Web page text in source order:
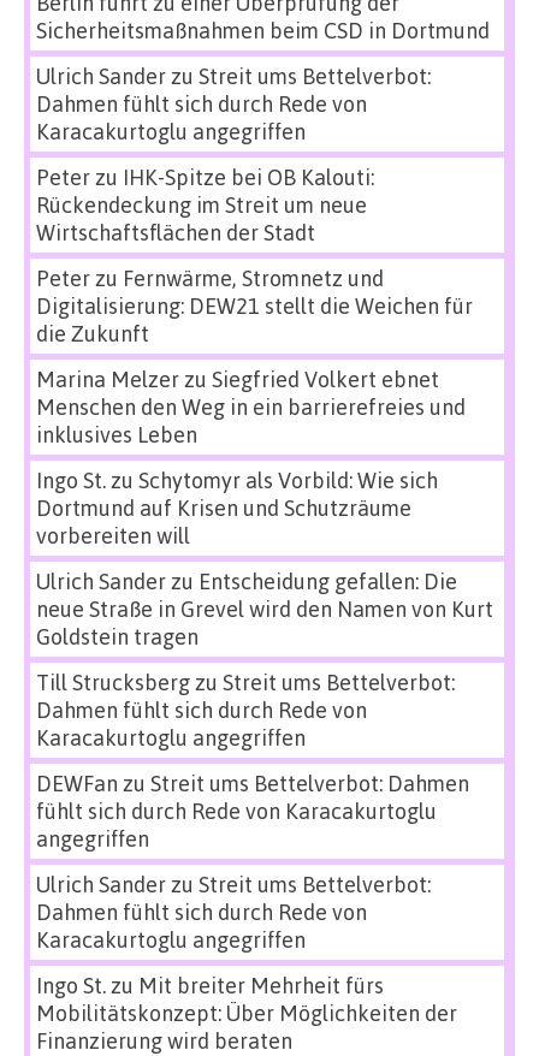
Sicherheitsmaßnahmen beim CSD in Dortmund
Ulrich Sanderzu Streit ums Bettelverbot:
Dahmen fühlt sich durch Rede von
Karacakurtoglu angegriffen
Peterzu IHK-Spitze bei OB Kalouti:
Rückendeckung im Streit um neue
Wirtschaftsflächen der Stadt
Peterzu Fernwärme, Stromnetz und
Digitalisierung: DEW21 stellt die Weichen für
die Zukunft
Marina Melzerzu Siegfried Volkert ebnet
Menschen den Weg in ein barrierefreies und
inklusives Leben
Ingo St.zu Schytomyr als Vorbild: Wie sich
Dortmund auf Krisen und Schutzräume
vorbereiten will
Ulrich Sanderzu Entscheidung gefallen: Die
neue Straße in Grevel wird den Namen von Kurt
Goldstein tragen
Till Strucksbergzu Streit ums Bettelverbot:
Dahmen fühlt sich durch Rede von
Karacakurtoglu angegriffen
DEWFan zu Streit ums Bettelverbot: Dahmen
fühlt sich durch Rede von Karacakurtoglu
angegriffen
Ulrich Sanderzu Streit ums Bettelverbot:
Dahmen fühlt sich durch Rede von
Karacakurtoglu angegriffen
Ingo St.zu Mit breiter Mehrheit fürs
Mobilitätskonzept: Über Möglichkeiten der
Finanzierung wird beraten